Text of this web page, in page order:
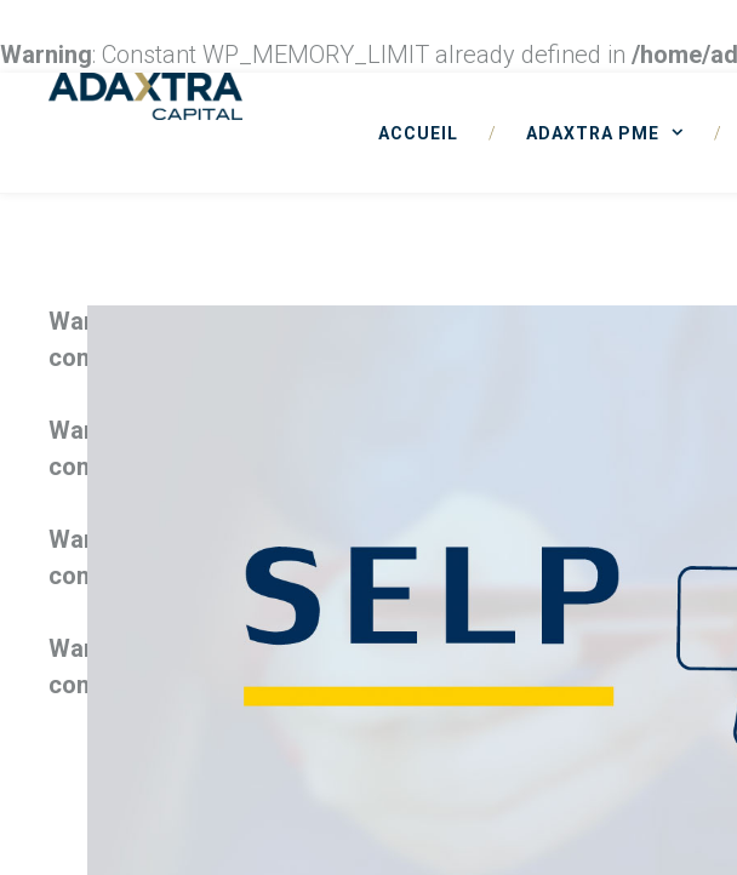
Warning: Constant WP_MEMORY_LIMIT already defined in /home/
ACCUEIL / ADAXTRA PME /
Warning
content/themes/cesis/functions/cesis_functions/img_resizer/
Warning
content/themes/cesis/functions/cesis_functions/img_resizer/
Warning : Trying to access array offset on false in/home/
content/themes/cesis/functions/cesis_functions/
Warning : Trying to access array offset on false in
/home/
content/themes/cesis/functions/cesis_functions/img_resizer/